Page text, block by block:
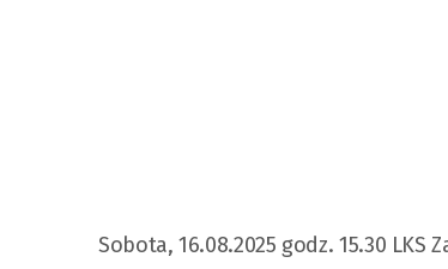
Sobota, 16.08.2025 godz. 15.30 LKS